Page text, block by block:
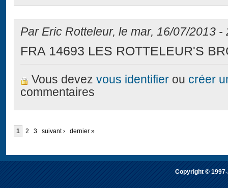
Par Eric Rotteleur, le mar, 16/07/2013 -
FRA 14693 LES ROTTELEUR'S
Vous devezvous identifier ou créer
commentaires
1 2 3 suivant › dernier »
Copyright ©